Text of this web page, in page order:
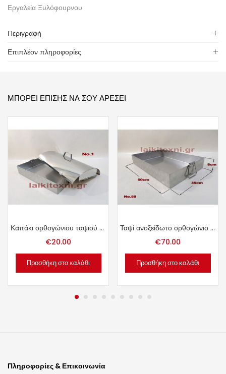
Εργαλεία Ξυλόφουρνου
Περιγραφή
Επιπλέον πληροφορίες
ΜΠΟΡΕΊ ΕΠΊΣΗΣ ΝΑ ΣΟΥ ΑΡΈΣΕΙ
Καπάκι ορθογώνιου ταψιού Νο. 40.
€20.00
Προσθήκη στο καλάθι
Ταψί ανοξείδωτο ορθογώνιο Νο. 50.
€70.00
Προσθήκη στο καλάθι
Πληροφορίες & Επικοινωνία